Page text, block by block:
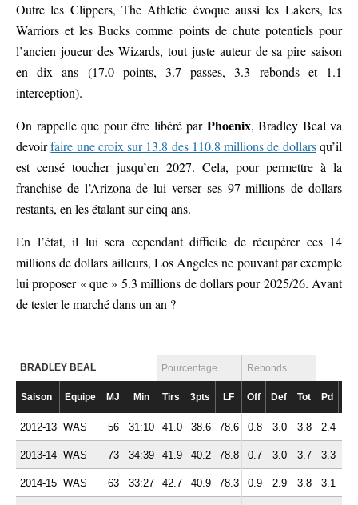
Outre les Clippers, The Athletic évoque aussi les Lakers, les
Warriors et les Bucks comme points de chute potentiels pour
l’ancien joueur des Wizards, tout juste auteur de sa pire saison
en dix ans (17.0 points, 3.7 passes, 3.3 rebonds et 1.1
interception).
On rappelle que pour être libéré par Phoenix, Bradley Beal va
devoirfaire une croix sur 13.8 des 110.8 millions de dollarsqu’il
est censé toucher jusqu’en 2027. Cela, pour permettre à la
franchise de l’Arizona de lui verser ses 97 millions de dollars
restants, en les étalant sur cinq ans.
En l’état, il lui sera cependant difficile de récupérer ces 14
millions de dollars ailleurs, Los Angeles ne pouvant par exemple
lui proposer « que » 5.3 millions de dollars pour 2025/26. Avant
de tester le marché dans un an ?
BRADLEY BEAL Pourcentage Rebonds
Saison Equipe MJ Min Tirs 3pts LF Off Def Tot Pd
2012-13 WAS 56 31:10 41.0 38.6 78.6 0.8 3.0 3.8 2.4
2013-14 WAS 73 34:39 41.9 40.2 78.8 0.7 3.0 3.7 3.3
2014-15 WAS 63 33:27 42.7 40.9 78.3 0.9 2.9 3.8 3.1